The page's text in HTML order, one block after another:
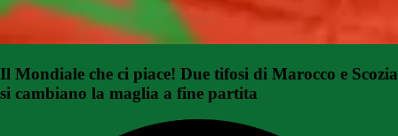
Il Mondiale che ci piace! Due tifosi di Marocco e Scozia
si cambiano la maglia a fine partita